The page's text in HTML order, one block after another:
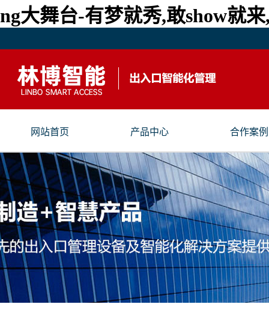
ng大舞台-有梦就秀,敢show就
网站首页 产品中心 合作案例